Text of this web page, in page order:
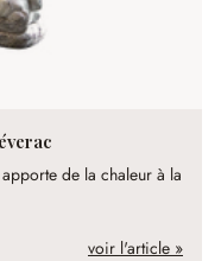
de la chaleur à la
voir l'article »